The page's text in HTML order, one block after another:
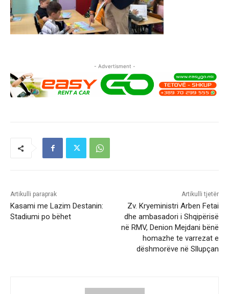
- Advertisment -
Artikulli paraprak
Kasami me Lazim Destanin:
Stadiumi po bëhet
Artikulli tjetër
Zv. Kryeministri Arben Fetai
dhe ambasadori i Shqipërisë
në RMV, Denion Mejdani bënë
homazhe te varrezat e
dëshmorëve në Sllupçan